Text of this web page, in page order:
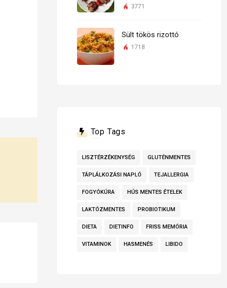
3771
Sült tökös rizottó
1718
Top Tags
LISZTÉRZÉKENYSÉG GLUTÉNMENTES
TÁPLÁLKOZÁSI NAPLÓ TEJALLERGIA
FOGYÓKÚRA HÚS MENTES ÉTELEK
LAKTÓZMENTES PROBIOTIKUM
DIETA DIETINFO FRISS MEMÓRIA
VITAMINOK HASMENÉS LIBIDO